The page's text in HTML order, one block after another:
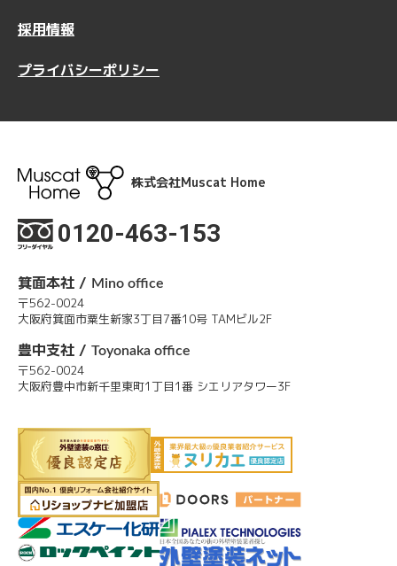
採用情報
プライバシーポリシー
株式会社Muscat Home
0120-463-153
箕面本社 / Mino office
〒562-0024
大阪府箕面市粟生新家3丁目7番10号 TAMビル2F
豊中支社 / Toyonaka office
〒562-0024
大阪府豊中市新千里東町1丁目1番 シエリアタワー3F